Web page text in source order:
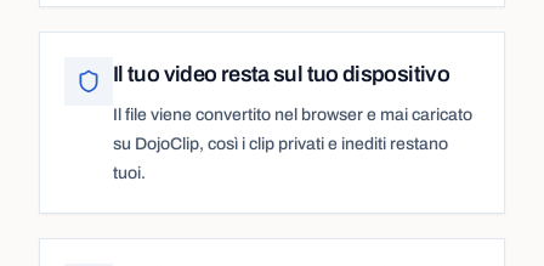
Il tuo video resta sul tuo dispositivo
Il file viene convertito nel browser e mai caricato
su DojoClip, così i clip privati e inediti restano
tuoi.